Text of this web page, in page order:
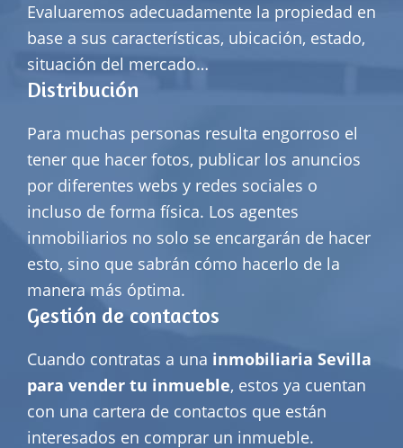
Evaluaremos adecuadamente la propiedad en
base a sus características, ubicación, estado,
situación del mercado…
Distribución
Para muchas personas resulta engorroso el
tener que hacer fotos, publicar los anuncios
por diferentes webs y redes sociales o
incluso de forma física. Los agentes
inmobiliarios no solo se encargarán de hacer
esto, sino que sabrán cómo hacerlo de la
manera más óptima.
Gestión de contactos
Cuando contratas a una inmobiliaria Sevilla
para vender tu inmueble, estos ya cuentan
con una cartera de contactos que están
interesados en comprar un inmueble.